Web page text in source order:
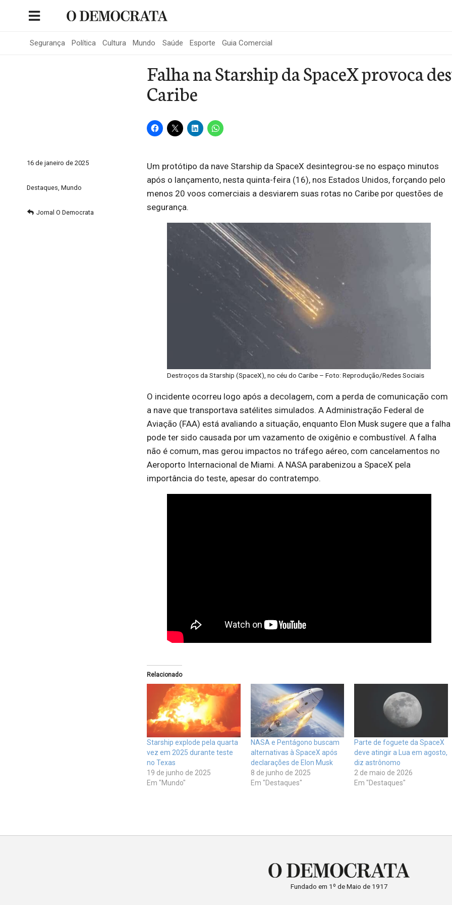
Segurança Política Cultura Mundo Saúde Esporte Guia Comercial
Falha na Starship da SpaceX provoca
Caribe
16 de janeiro de 2025
Destaques, Mundo
Jornal O Democrata
Um protótipo da nave Starship da SpaceX desintegrou-se no espaço minutos
após o lançamento, nesta quinta-feira (16), nos Estados Unidos, forçando pelo
menos 20 voos comerciais a desviarem suas rotas no Caribe por questões de
segurança.
Destroços da Starship (SpaceX), no céu do Caribe – Foto: Reprodução/Redes Sociais
O incidente ocorreu logo após a decolagem, com a perda de comunicação com
a nave que transportava satélites simulados. A Administração Federal de
Aviação (FAA) está avaliando a situação, enquanto Elon Musk sugere que a falha
pode ter sido causada por um vazamento de oxigênio e combustível. A falha
não é comum, mas gerou impactos no tráfego aéreo, com cancelamentos no
Aeroporto Internacional de Miami. A NASA parabenizou a SpaceX pela
importância do teste, apesar do contratempo.
Relacionado
Starship explode pela quarta
vez em 2025 durante teste
no Texas
19 de junho de 2025
Em "Mundo"
NASA e Pentágono buscam
alternativas à SpaceX após
declarações de Elon Musk
8 de junho de 2025
Em "Destaques"
Parte de foguete da SpaceX
deve atingir a Lua em agosto,
diz astrônomo
2 de maio de 2026
Em "Destaques"
Fundado em 1º de Maio de 1917